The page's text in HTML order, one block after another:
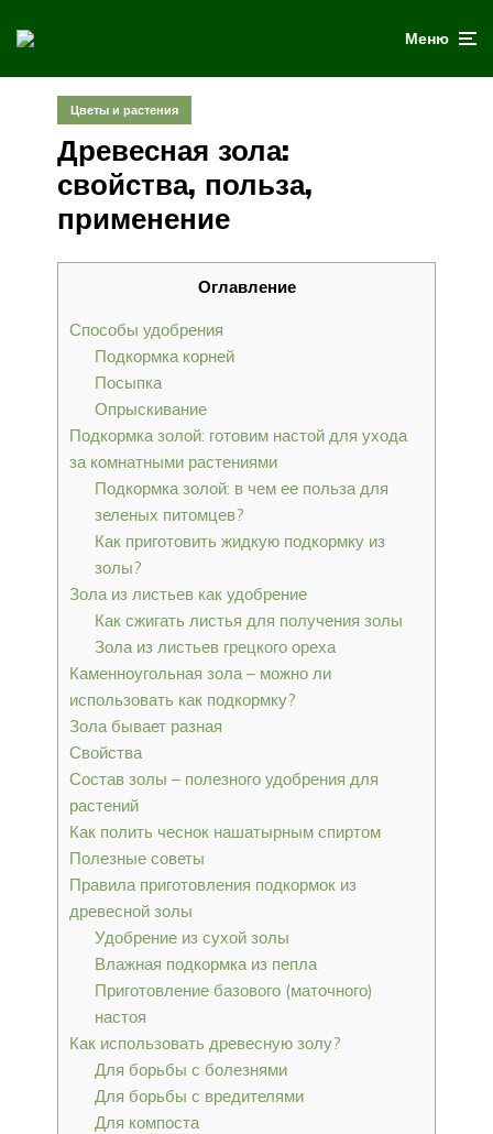
Меню
Цветы и растения
Древесная зола:
свойства, польза,
применение
Оглавление
Способы удобрения
Подкормка корней
Посыпка
Опрыскивание
Подкормка золой: готовим настой для ухода
за комнатными растениями
Подкормка золой: в чем ее польза для
зеленых питомцев?
Как приготовить жидкую подкормку из
золы?
Зола из листьев как удобрение
Как сжигать листья для получения золы
Зола из листьев грецкого ореха
Каменноугольная зола – можно ли
использовать как подкормку?
Зола бывает разная
Свойства
Состав золы – полезного удобрения для
растений
Как полить чеснок нашатырным спиртом
Полезные советы
Правила приготовления подкормок из
древесной золы
Удобрение из сухой золы
Влажная подкормка из пепла
Приготовление базового (маточного)
настоя
Как использовать древесную золу?
Для борьбы с болезнями
Для борьбы с вредителями
Для компоста